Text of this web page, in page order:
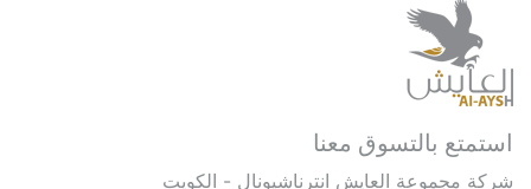
استمتع بالتسوق معنا
شركة مجموعة العايش انترناشيونال - الكويت